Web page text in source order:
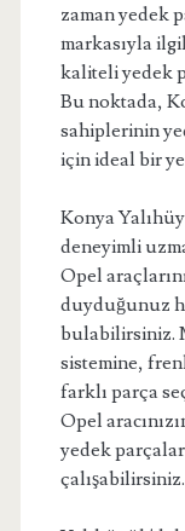
zaman yedek
markasıyla
kaliteli yedek
Bu noktada,
sahiplerinin
için ideal bir
Konya
deneyimli
Opel
duyduğunuz
bulabilirsiniz.
sistemine,
farklı parça
Opel
yedek
çalışabilirsiniz.